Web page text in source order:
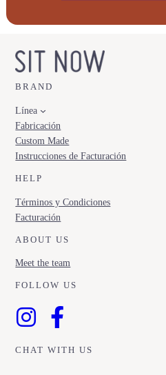
BRAND
Línea
Fabricación
Custom Made
Instrucciones de Facturación
HELP
Términos y Condiciones
Facturación
ABOUT US
Meet the team
FOLLOW US
CHAT WITH US